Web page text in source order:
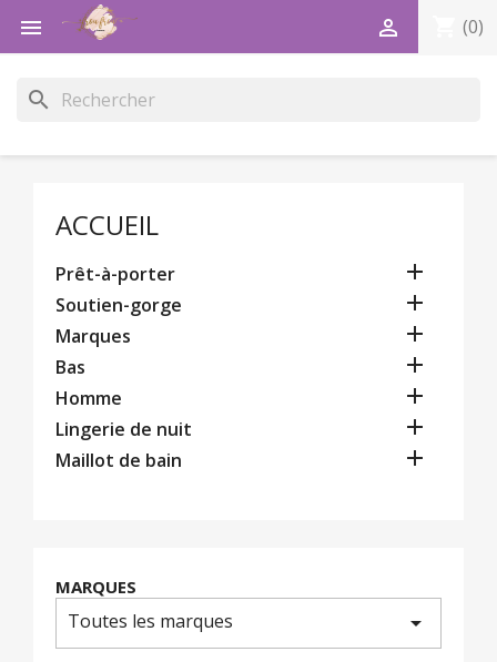
 (0)

search
ACCUEIL
Prêt-à-porter 
Soutien-gorge 
Marques 
Bas 
Homme 
Lingerie de nuit 
Maillot de bain 
MARQUES
Toutes les marques arrow_drop_down